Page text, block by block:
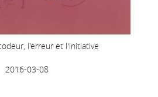
l'erreur et l'initiative
2016-03-08